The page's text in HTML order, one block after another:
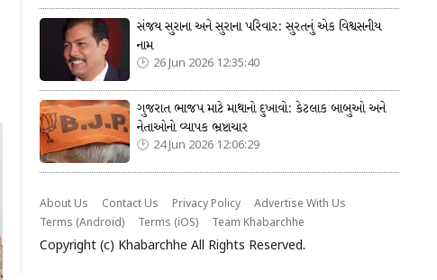
સંજય સુરાના અને સુરાના પરિવાર: સુરતનું એક વિશ્વસનીય
નામ
26 Jun 2026 12:35:40
ગુજરાત ભાજપ માટે માથાનો દુખાવો: કેટલાક બાબુઓ અને
નેતાઓનો વ્યાપક ભ્રષ્ટાચાર
24 Jun 2026 12:06:29
About Us Contact Us Privacy Policy
Advertise With Us
Terms (Android)
Terms (iOS) Team Khabarchhe
Copyright (c) Khabarchhe All Rights Reserved.